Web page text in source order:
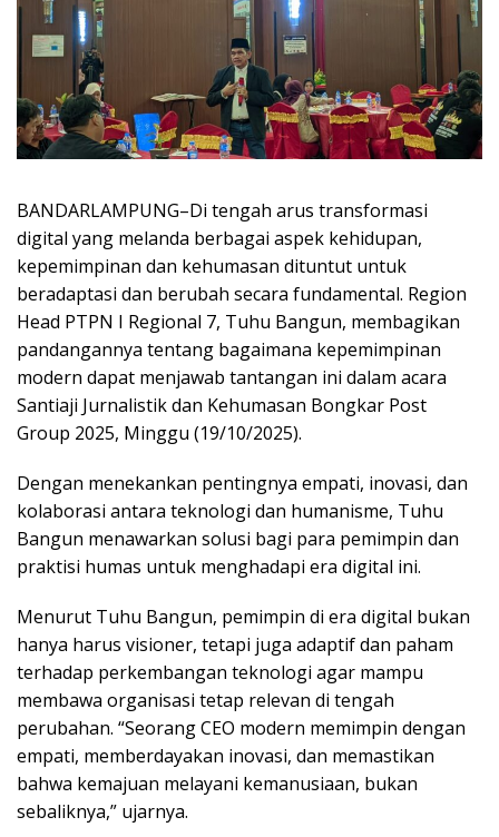
BANDARLAMPUNG–Di tengah arus transformasi
digital yang melanda berbagai aspek kehidupan,
kepemimpinan dan kehumasan dituntut untuk
beradaptasi dan berubah secara fundamental. Region
Head PTPN I Regional 7, Tuhu Bangun, membagikan
pandangannya tentang bagaimana kepemimpinan
modern dapat menjawab tantangan ini dalam acara
Santiaji Jurnalistik dan Kehumasan Bongkar Post
Group 2025, Minggu (19/10/2025).
Dengan menekankan pentingnya empati, inovasi, dan
kolaborasi antara teknologi dan humanisme, Tuhu
Bangun menawarkan solusi bagi para pemimpin dan
praktisi humas untuk menghadapi era digital ini.
Menurut Tuhu Bangun, pemimpin di era digital bukan
hanya harus visioner, tetapi juga adaptif dan paham
terhadap perkembangan teknologi agar mampu
membawa organisasi tetap relevan di tengah
perubahan. “Seorang CEO modern memimpin dengan
empati, memberdayakan inovasi, dan memastikan
bahwa kemajuan melayani kemanusiaan, bukan
sebaliknya,” ujarnya.